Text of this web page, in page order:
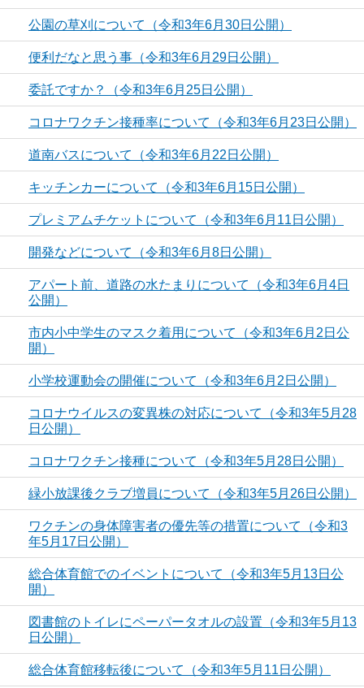
公園の草刈について（令和3年6月30日公開）
便利だなと思う事（令和3年6月29日公開）
委託ですか？（令和3年6月25日公開）
コロナワクチン接種率について（令和3年6月23日公開）
道南バスについて（令和3年6月22日公開）
キッチンカーについて（令和3年6月15日公開）
プレミアムチケットについて（令和3年6月11日公開）
開発などについて（令和3年6月8日公開）
アパート前、道路の水たまりについて（令和3年6月4日
公開）
市内小中学生のマスク着用について（令和3年6月2日公
開）
小学校運動会の開催について（令和3年6月2日公開）
コロナウイルスの変異株の対応について（令和3年5月28
日公開）
コロナワクチン接種について（令和3年5月28日公開）
緑小放課後クラブ増員について（令和3年5月26日公開）
ワクチンの身体障害者の優先等の措置について（令和3
年5月17日公開）
総合体育館でのイベントについて（令和3年5月13日公
開）
図書館のトイレにペーパータオルの設置（令和3年5月13
日公開）
総合体育館移転後について（令和3年5月11日公開）